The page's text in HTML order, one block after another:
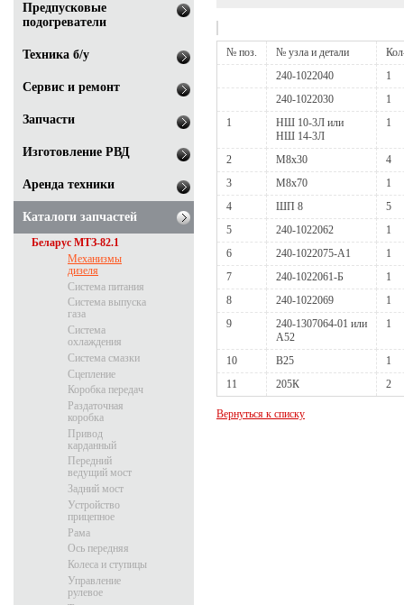
№ поз. № узла и детали
240-1022040
1
240-1022030
1
1
НШ 10-3Л или
НШ 14-3Л
1
2 M8х30
4
3
M8х70
1
4
ШП 8
5
5
240-1022062
1
6
240-1022075-А1
1
7
240-1022061-Б
1
8
240-1022069
1
9
240-1307064-01 или
А52
1
10 В25
1
11
205К 2
Вернуться к списку
Предпусковые
подогреватели
Техника б/у
Сервис и ремонт
Запчасти
Изготовление РВД
Аренда техники
Каталоги запчастей
Беларус МТЗ-82.1
Механизмы
дизеля
Система питания
Система выпуска
газа
Система
охлаждения
Система смазки
Сцепление
Коробка передач
Раздаточная
коробка
Привод
карданный
Передний
ведущий мост
Задний мост
Устройство
прицепное
Рама
Ось передняя
Колеса и ступицы
Управление
рулевое